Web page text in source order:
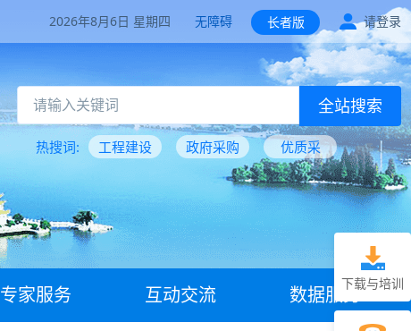
2026年8月6日 星期四 无障碍 长者版 请登录
全站搜索
热搜词: 工程建设 政府采购 优质采
专家服务 互动交流 数据服务下载与培训